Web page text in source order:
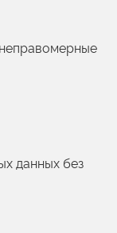
данных без